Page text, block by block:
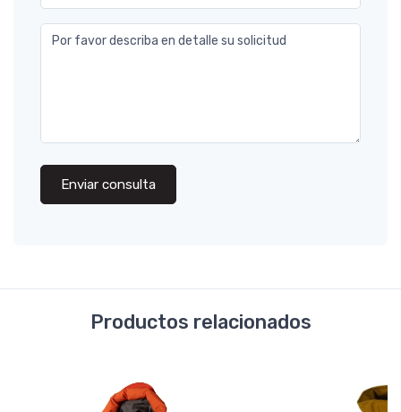
Por favor describa en detalle su solicitud
Enviar consulta
Productos relacionados